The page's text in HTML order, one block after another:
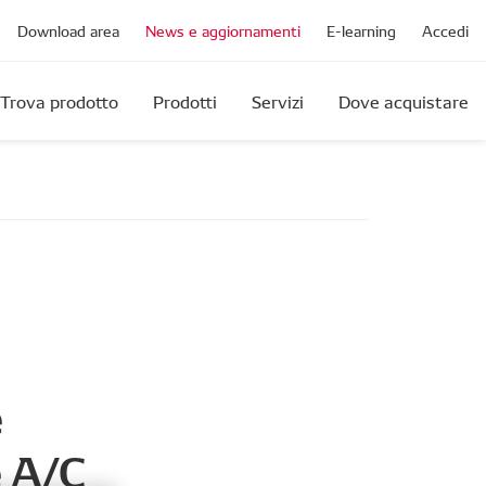
Download area News e aggiornamenti E-learning Accedi
Trova prodotto Prodotti Servizi Dove acquistare
C